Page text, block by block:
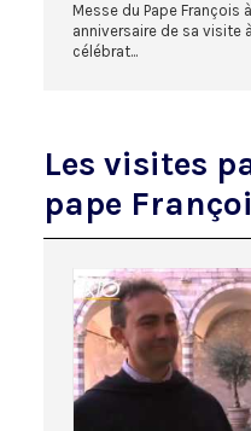
Messe du Pape François
anniversaire de sa visite à
célébrat...
Les visites
pape